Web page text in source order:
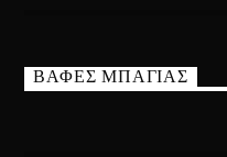
ΒΑΦΕΣ ΜΠΑΓΙΑΣ